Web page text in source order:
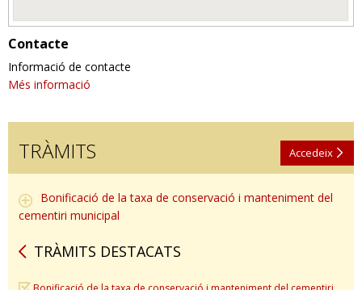
Contacte
Informació de contacte
Més informació
TRÀMITS Accedeix
Bonificació de la taxa de conservació i manteniment del
cementiri municipal
TRÀMITS DESTACATS